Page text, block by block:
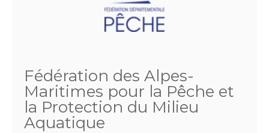
Fédération des Alpes-
Maritimes pour la Pêche et
la Protection du Milieu
Aquatique